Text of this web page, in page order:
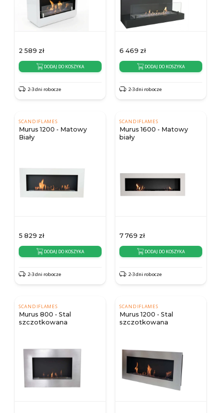
2 589 zł
DODAJ DO KOSZYKA
2-3 dni robocze
6 469 zł
DODAJ DO KOSZYKA
2-3 dni robocze
SCANDIFLAMES
Murus 1200 - Matowy
Biały
5 829 zł
DODAJ DO KOSZYKA
2-3 dni robocze
SCANDIFLAMES
Murus 1600 - Matowy
biały
7 769 zł
DODAJ DO KOSZYKA
2-3 dni robocze
SCANDIFLAMES
Murus 800 - Stal
szczotkowana
SCANDIFLAMES
Murus 1200 - Stal
szczotkowana